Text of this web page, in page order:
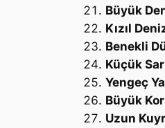
Büyük
Kızıl
Benekli
Küçük
Yengeç
Büyük
Uzun